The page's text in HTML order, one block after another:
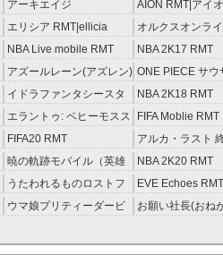
アーキエイジ
RMT|ArcheAge RMT（予
約制）
AION RMT|アイ
エリシア RMT|ellicia
RMT
オルクスオンラ
NBA Live mobile RMT NBA 2K17 RMT
アズールレーン(アズレン)
RMT
ONE PIECE サウ
トーム アカウン
イドラファンタシースタ
ーサーガ RMT
NBA 2K18 RMT
エラントゥ: ベヒーモスス
ピリット RMT
FIFA Moblie RMT
FIFA20 RMT
アルカ・ラスト
界と歌姫の果実
暁の軌跡モバイル（英雄
伝説 ） RMT
NBA 2K20 RMT
うたわれるものロストフ
ラグ(ロスフラ) RMT
EVE Echoes RMT
ウマ娘プリティーダービ
お願い社長(おね